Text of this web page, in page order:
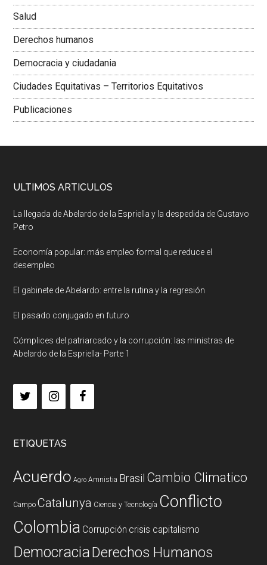
Salud
Derechos humanos
Democracia y ciudadania
Ciudades Equitativas – Territorios Equitativos
Publicaciones
ULTIMOS ARTICULOS
La llegada de Abelardo de la Espriella y la despedida de Gustavo
Petro
Economía popular: más empleo formal que reduce el
desempleo
El gabinete de Abelardo: entre la rutina y la regresión
El pasado conjugado en futuro
Cómplices del patriarcado y la corrupción: las ministras de
Abelardo de la Espriella- Parte 1
ETIQUETAS
Acuerdo Agro Amnistia Brasil Cambio Climatico
Campo Catalunya Ciencia y Tecnología Conflicto
Colombia Corrupción crisis capitalismo
DemocraciaDerechos Humanos